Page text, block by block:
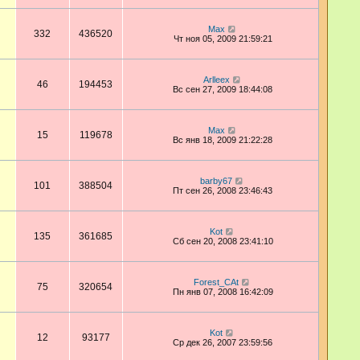
332 436520
Max
Чт ноя 05, 2009 21:59:21
46 194453
Arlleex
Вс сен 27, 2009 18:44:08
15 119678
Max
Вс янв 18, 2009 21:22:28
101 388504
barby67
Пт сен 26, 2008 23:46:43
135 361685
Kot
Сб сен 20, 2008 23:41:10
75 320654
Forest_CAt
Пн янв 07, 2008 16:42:09
12 93177
Kot
Ср дек 26, 2007 23:59:56